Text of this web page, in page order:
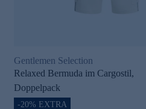
Gentlemen Selection
Relaxed Bermuda im Cargostil,
Doppelpack
-20% EXTRA